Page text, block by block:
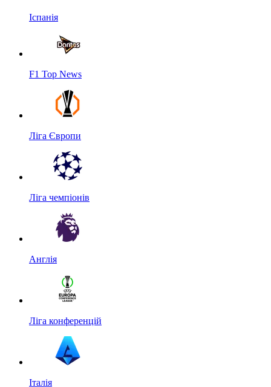
Іспанія
F1 Top News
Ліга Європи
Ліга чемпіонів
Англія
Ліга конференцій
Італія